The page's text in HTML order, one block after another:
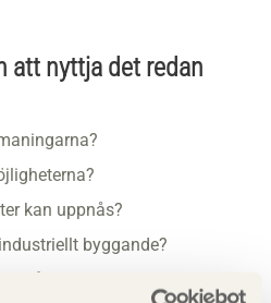
att nyttja det redan
kan uppnås?
byggande?
bäst?